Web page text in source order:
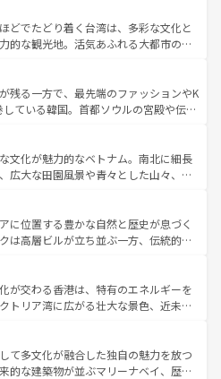
。 なお、新着のアメリカ
覧を参照してほしい。
で訪れる人々を迎えてくれるハワイの
カルフードやハワイアンミュージッ
ンスなど、すべてがハワイの魅力を彩
なお、新着のハワイ情報
を参照してほしい。
央部にそびえるウルル（エアーズロッ
美しい原生林やケアンズの熱帯雨林な
さん。また、カフェやワイン、オージ
ィも充実しており、サーフィンやダイ
など、アウトドア好きにはたまらな
の多彩な魅力を存分に味わいつくそ
どでたどり着く台湾は、多彩な文化と
的な観光地。活気あふれる大都市の台
地帯である台湾東部など、都市の喧騒
存しており、訪れる人に新しい発見と
れる。また、奥深い台湾の食文化も魅
スイーツなど、バラエティ豊かな料理
る。 なお、新着の台湾情報は コンテンツ一覧を参
残る一方で、最先端のファッションやK
ている韓国。首都ソウルの宮殿や伝統
せば四季折々の自然美を楽しむことが
ムチや焼肉、絶品のストリートフード
国料理が待っている。夜には、韓国な
ら、韓国の多彩な魅力を心ゆくまで味
わってみてほしい。 なお、新着の韓国情報はコンテンツ一
。
文化が魅力的なベトナム。南北に細長
広大な田園風景や青々とした山々、世
統が息づく。ハノイの古い町並みやホ
ス統治時代の建物も、独特の雰囲気を
た、バラエティの豊かさとおいしさで
ンミー、ベトナムコーヒーなどは、ぜ
。どの地域を訪れてもあたたかい人々
れるので、きっと忘れられない旅にな
に位置する豊かな自然と歴史が息づく
は高層ビルが立ち並ぶ一方、伝統的な
る。北部ではチェンマイなどの山岳地
、南部ではプーケットやクラビの美し
気分を楽しむことができる。タイ料理
中温暖で、どの季節にも異なる楽しみ
みやすいタイの人々、仏教を中心とし
な観光資源が、訪れる旅人を魅了し続
が交わる香港は、特有のエネルギーを
トリア湾に広がる壮大な景色、近未来
感動するはず。観光スポットが密集し
どころを回れるのも魅力。息をのむよ
な体験まで、香港を存分に楽しみ尽く
て多文化が融合した独自の魅力を放つ
的な建築物が並ぶマリーナベイ、歴史